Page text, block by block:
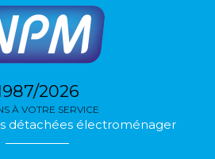
2026
À VOTRE SERVICE
détachées électroménager